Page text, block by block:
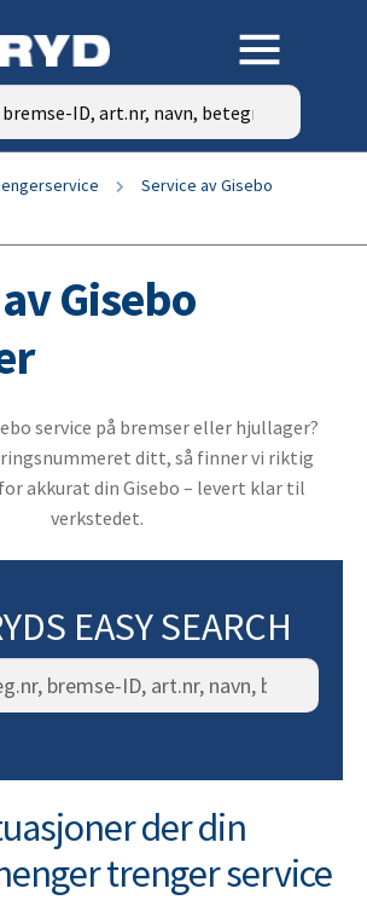
Service av Gisebo
Gisebo
service på bremser eller hjullager?
ditt, så finner vi riktig
akkurat din Gisebo – levert klar til
verkstedet.
EASY SEARCH
der din
trenger service